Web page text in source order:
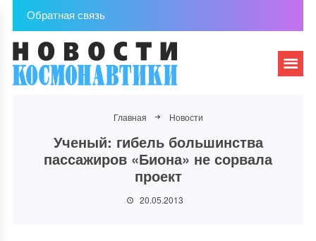
Обратная связь
Главная Новости
Ученый: гибель большинства
пассажиров «Биона» не сорвала
проект
20.05.2013